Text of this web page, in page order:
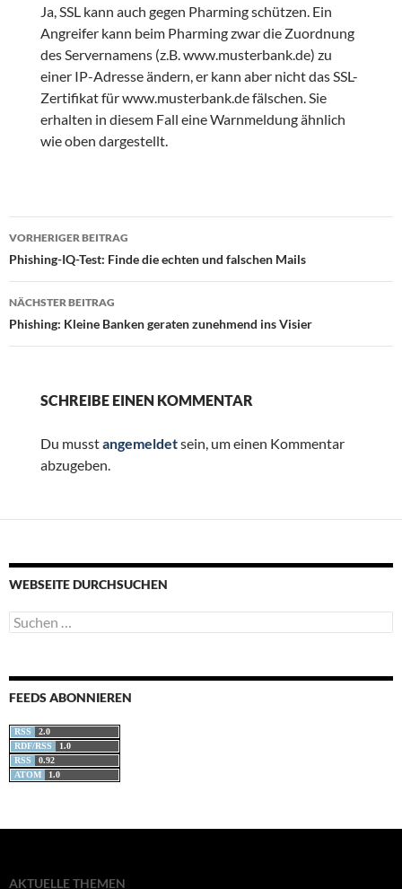
Ja, SSL kann auch gegen Pharming schützen. Ein
Angreifer kann beim Pharming zwar die Zuordnung
des Servernamens (z.B. www.musterbank.de) zu
einer IP-Adresse ändern, er kann aber nicht das SSL-
Zertifikat für www.musterbank.de fälschen. Sie
erhalten in diesem Fall eine Warnmeldung ähnlich
wie oben dargestellt.
Beitragsnavigation
VORHERIGER BEITRAG
Phishing-IQ-Test: Finde die echten und falschen Mails
NÄCHSTER BEITRAG
Phishing: Kleine Banken geraten zunehmend ins Visier
SCHREIBE EINEN KOMMENTAR
Du musstangemeldetsein, um einen Kommentar
abzugeben.
WEBSEITE DURCHSUCHEN
Suchen
nach:
FEEDS ABONNIEREN
RSS
2.0
RDF/RSS
1.0
RSS
0.92
ATOM
1.0
AKTUELLE THEMEN